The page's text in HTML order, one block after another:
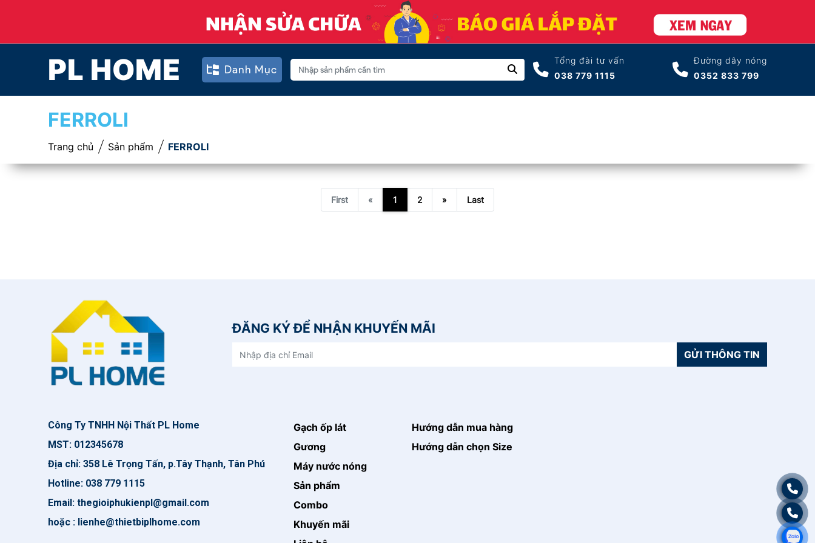
PL HOME Danh Mục
Tổng đài tư vấn
038 779 1115
Đường dây nóng
0352 833 799
FERROLI
Trang chủ Sản phẩm FERROLI
First « 1 2 » Last
ĐĂNG KÝ ĐỂ NHẬN KHUYẾN MÃI
GỬI THÔNG TIN
Công Ty TNHH Nội Thất PL Home
MST: 012345678
Địa chỉ: 358 Lê Trọng Tấn, p.Tây Thạnh, Tân Phú
Hotline: 038 779 1115
Email: thegioiphukienpl@gmail.com
hoặc : lienhe@thietbiplhome.com
Gạch ốp lát
Gương
Máy nước nóng
Sản phẩm
Combo
Khuyến mãi
Hướng dẫn mua hàng
Hướng dẫn chọn Size